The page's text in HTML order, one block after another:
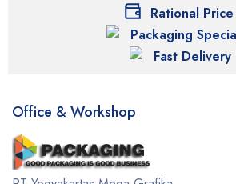
Rational Price
Packaging
Fast Delivery
Office & Workshop